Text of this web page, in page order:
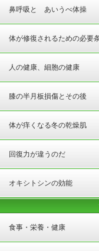
鼻呼吸と あいうべ体操
体が修復されるための必要
人の健康、細胞の健康
膝の半月板損傷とその後
体が痒くなる冬の乾燥肌
回復力が違うのだ
オキシトシンの効能
食事・栄養・健康